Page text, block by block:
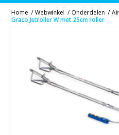
Home / Webwinkel / Onderdelen /
Graco Jetroller W met 25cm roller